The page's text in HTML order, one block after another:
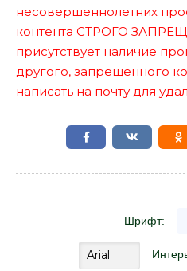
несовершеннолетних
контента СТРОГО
присутствует наличие
другого, запрещенного
написать на почту для
Шрифт: